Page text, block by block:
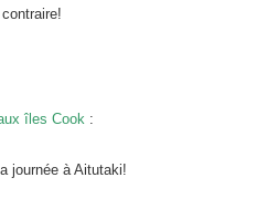
îles Cook :
journée à Aitutaki!